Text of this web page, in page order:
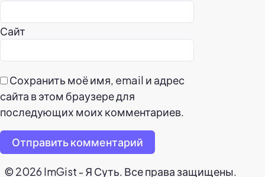
Сайт
Сохранить моё имя, email и адрес
сайта в этом браузере для
последующих моих комментариев.
Отправить комментарий
© 2026 ImGist - Я Суть. Все права защищены.